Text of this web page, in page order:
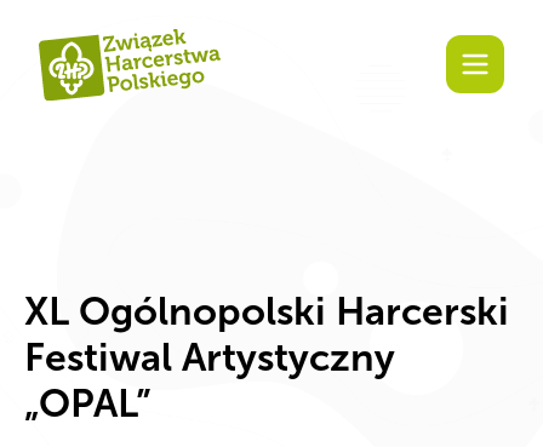
XL Ogólnopolski Harcerski
Festiwal Artystyczny
„OPAL”